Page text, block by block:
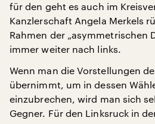
für den geht es auch im
Kanzlerschaft Angela Merkels
Rahmen der „asymmetrischen
immer weiter nach links.
Wenn man die Vorstellungen
übernimmt, um in dessen
einzubrechen, wird man sich
Gegner. Für den Linksruck in